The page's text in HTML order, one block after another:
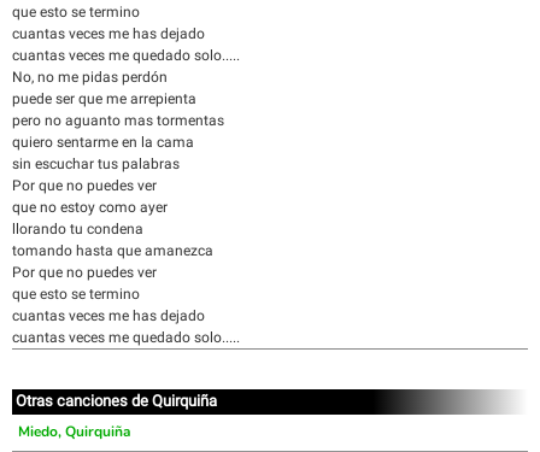
que esto se termino
cuantas veces me has dejado
cuantas veces me quedado solo.....
No, no me pidas perdón
puede ser que me arrepienta
pero no aguanto mas tormentas
quiero sentarme en la cama
sin escuchar tus palabras
Por que no puedes ver
que no estoy como ayer
llorando tu condena
tomando hasta que amanezca
Por que no puedes ver
que esto se termino
cuantas veces me has dejado
cuantas veces me quedado solo.....
Otras canciones de Quirquiña
Miedo, Quirquiña